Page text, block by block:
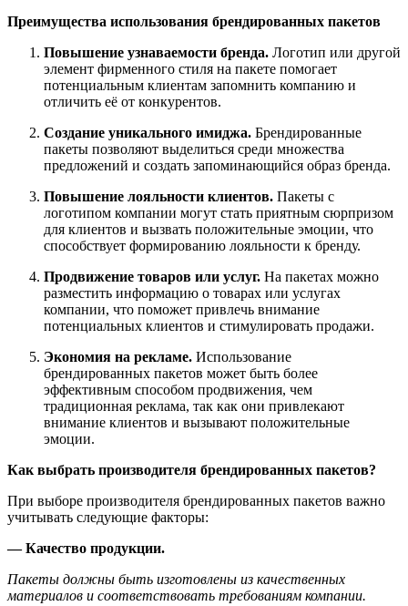
Преимущества использования брендированных пакетов
Повышение узнаваемости бренда. Логотип или другой
элемент фирменного стиля на пакете помогает
потенциальным клиентам запомнить компанию и
отличить её от конкурентов.
Создание уникального имиджа. Брендированные
пакеты позволяют выделиться среди множества
предложений и создать запоминающийся образ бренда.
Повышение лояльности клиентов. Пакеты с
логотипом компании могут стать приятным сюрпризом
для клиентов и вызвать положительные эмоции, что
способствует формированию лояльности к бренду.
Продвижение товаров или услуг. На пакетах можно
разместить информацию о товарах или услугах
компании, что поможет привлечь внимание
потенциальных клиентов и стимулировать продажи.
Экономия на рекламе. Использование
брендированных пакетов может быть более
эффективным способом продвижения, чем
традиционная реклама, так как они привлекают
внимание клиентов и вызывают положительные
эмоции.
Как выбрать производителя брендированных пакетов?
При выборе производителя брендированных пакетов важно
учитывать следующие факторы:
— Качество продукции.
Пакеты должны быть изготовлены из качественных
материалов и соответствовать требованиям компании.